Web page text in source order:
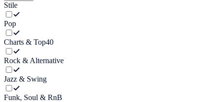
Stile
Pop
Charts & Top40
Rock & Alternative
Jazz & Swing
Funk, Soul & RnB